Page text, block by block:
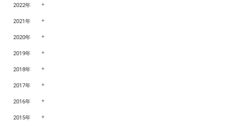
2022年
2021年
2020年
2019年
2018年
2017年
2016年
2015年